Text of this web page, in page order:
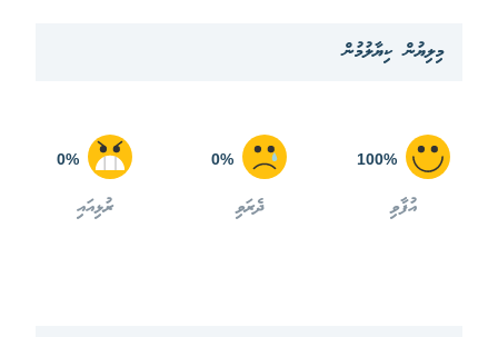
މިލިޔުން ކިޔާލުމުން
100%
އުފާވި
0%
ދެރަވި
0%
ރުޅިއައި